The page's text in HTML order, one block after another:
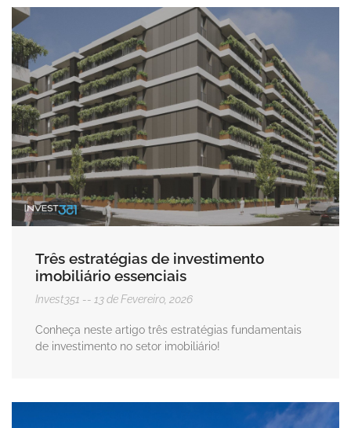
Três estratégias de investimento
imobiliário essenciais
Invest351 13 de Fevereiro, 2026
Conheça neste artigo três estratégias fundamentais
de investimento no setor imobiliário!